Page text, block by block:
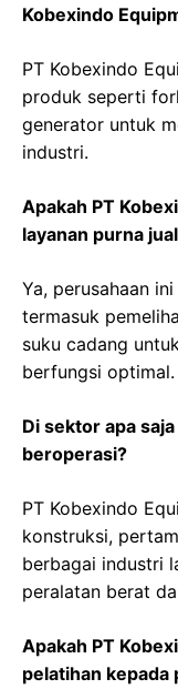
Kobexindo
PT Kobexindo
produk seperti
generator untuk
industri.
Apakah PT
layanan purna
Ya, perusahaan
termasuk
suku cadang
berfungsi optimal.
Di sektor apa
beroperasi?
PT Kobexindo
konstruksi,
berbagai industri
peralatan berat
Apakah PT
pelatihan kepada